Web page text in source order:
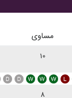
مساوی
۱۰
۸